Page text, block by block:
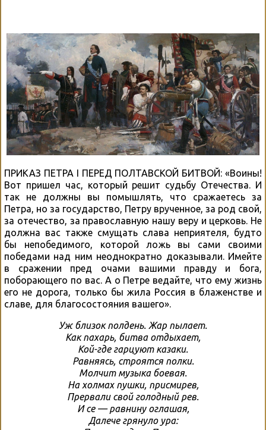
ПРИКАЗ ПЕТРА I ПЕРЕД ПОЛТАВСКОЙ БИТВОЙ: «Воины!
Вот пришел час, который решит судьбу Отечества. И
так не должны вы помышлять, что сражаетесь за
Петра, но за государство, Петру врученное, за род свой,
за отечество, за православную нашу веру и церковь. Не
должна вас также смущать слава неприятеля, будто
бы непобедимого, которой ложь вы сами своими
победами над ним неоднократно доказывали. Имейте
в сражении пред очами вашими правду и бога,
поборающего по вас. А о Петре ведайте, что ему жизнь
его не дорога, только бы жила Россия в блаженстве и
славе, для благосостояния вашего».
Уж близок полдень. Жар пылает.
Как пахарь, битва отдыхает,
Кой-где гарцуют казаки.
Равняясь, строятся полки.
Молчит музыка боевая.
На холмах пушки, присмирев,
Прервали свой голодный рев.
И се — равнину оглашая,
Далече грянуло ура: